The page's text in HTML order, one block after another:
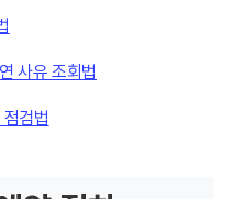
사유 조회법
검법